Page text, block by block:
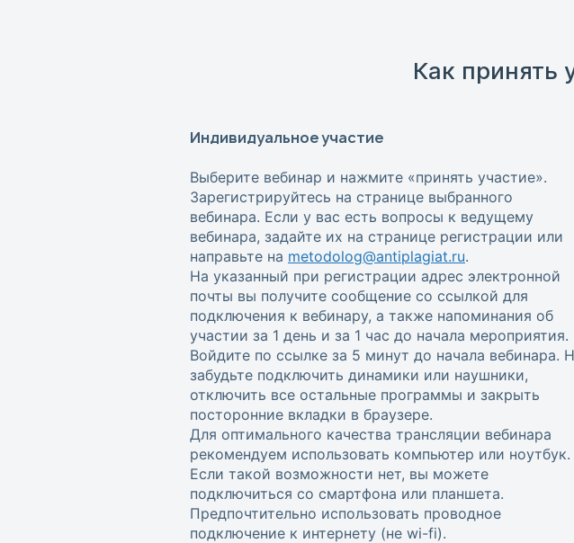
Как принять
Индивидуальное участие
Выберите вебинар и нажмите «принять участие».
Зарегистрируйтесь на странице выбранного
вебинара. Если у вас есть вопросы к ведущему
вебинара, задайте их на странице регистрации или
направьте на metodolog@antiplagiat.ru.
На указанный при регистрации адрес электронной
почты вы получите сообщение со ссылкой для
подключения к вебинару, а также напоминания об
участии за 1 день и за 1 час до начала мероприятия.
Войдите по ссылке за 5 минут до начала вебинара.
забудьте подключить динамики или наушники,
отключить все остальные программы и закрыть
посторонние вкладки в браузере.
Для оптимального качества трансляции вебинара
рекомендуем использовать компьютер или ноутбук.
Если такой возможности нет, вы можете
подключиться со смартфона или планшета.
Предпочтительно использовать проводное
подключение к интернету (не wi-fi).